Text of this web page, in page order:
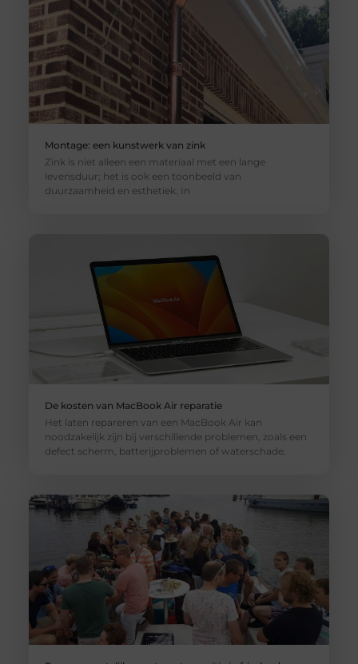
Montage: een kunstwerk van zink
Zink is niet alleen een materiaal met een lange
levensduur; het is ook een toonbeeld van
duurzaamheid en esthetiek. In
De kosten van MacBook Air reparatie
Het laten repareren van een MacBook Air kan
noodzakelijk zijn bij verschillende problemen, zoals een
defect scherm, batterijproblemen of waterschade.